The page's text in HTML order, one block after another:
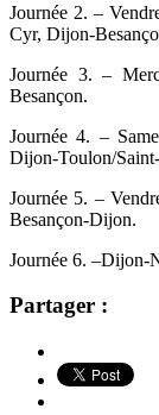
Journée 2. –
Cyr, Dijon-
Journée 3. –
Besançon.
Journée 4. –
Dijon-Toulon/
Journée 5. –
Besançon-Dijon.
Journée 6. –Dijon-
Partager :